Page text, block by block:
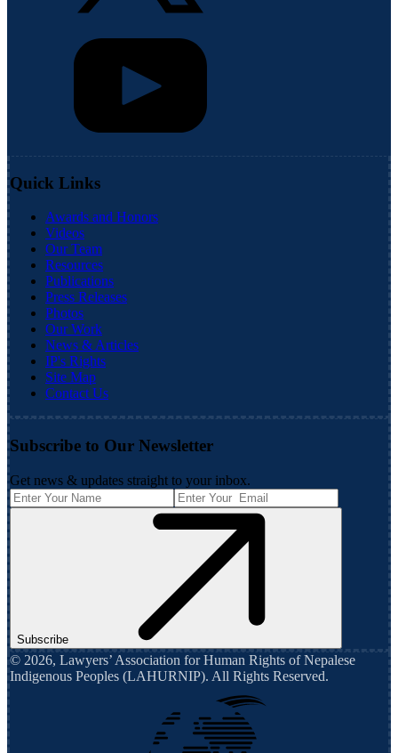
Quick Links
Awards and Honors
Videos
Our Team
Resources
Publications
Press Releases
Photos
Our Work
News & Articles
IP's Rights
Site Map
Contact Us
Subscribe to Our Newsletter
Get news & updates straight to your inbox.
Subscribe
© 2026, Lawyers’ Association for Human Rights of Nepalese
Indigenous Peoples (LAHURNIP). All Rights Reserved.